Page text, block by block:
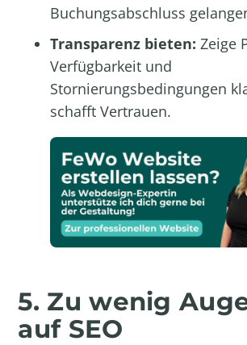
Buchungsabschluss
Transparenz bieten: Zeige
Verfügbarkeit und
Stornierungsbedingungen
schafft Vertrauen.
5. Zu wenig
auf SEO